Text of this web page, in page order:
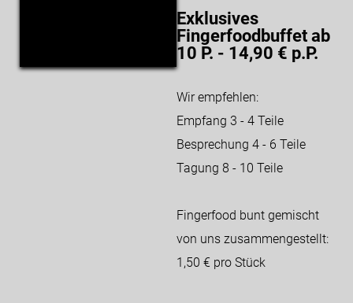
Exklusives
Fingerfoodbuffet ab
10 P. - 14,90 € p.P.
Wir empfehlen:
Empfang 3 - 4 Teile
Besprechung 4 - 6 Teile
Tagung 8 - 10 Teile
Fingerfood bunt gemischt
von uns zusammengestellt:
1,50 € pro Stück